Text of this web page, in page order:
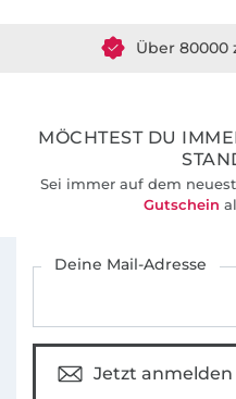
MÖCHTEST DU
Sei immer auf dem
Gutschein
Deine Mail-Adresse
Jetzt anmelden